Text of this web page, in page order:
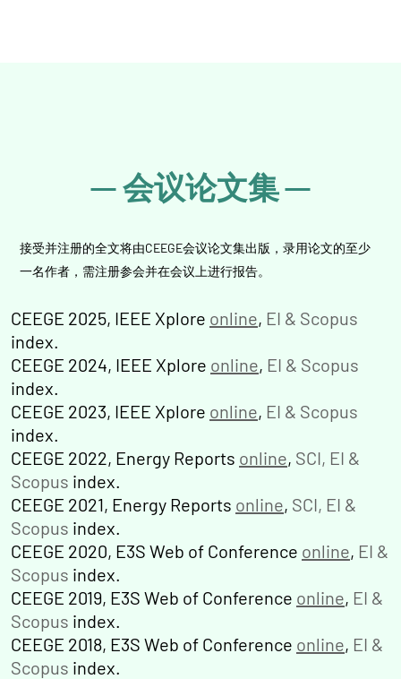
CEEGE 2024 was successfully held in Los Angeles,
https://conferences.ieee.org/conferences_events/
979-8-3503-1266-9) online:
https://ieeexplore.ieee.org/xpl/conhome/10246449/
and indexed by Ei Compendex & Scopus.
CEEGE 2024 was successfully hosted by University
of Ager, Norway during 6-9 June, 2023. (click)
会议论文集
接受并注册的全文将由CEEGE会议论文集出版，录用论文的至少
一名作者，需注册参会并在会议上进行报告。
CEEGE 2025, IEEE Xplore online, EI & Scopus
index.
CEEGE 2024, IEEE Xplore online, EI & Scopus
index.
CEEGE 2023, IEEE Xplore online, EI & Scopus
index.
CEEGE 2022, Energy Reports online, SCI, EI &
Scopus index.
CEEGE 2021, Energy Reports online, SCI, EI &
Scopus index.
CEEGE 2020, E3S Web of Conference online, EI &
Scopus index.
CEEGE 2019, E3S Web of Conference online, EI &
Scopus index.
CEEGE 2018, E3S Web of Conference online, EI &
Scopus index.